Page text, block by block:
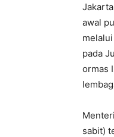
awal
melalui
pada
ormas
sabit)